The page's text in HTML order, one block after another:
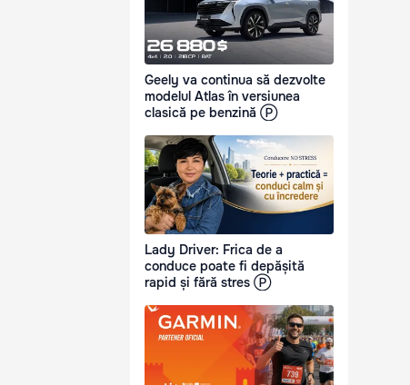
Geely va continua să dezvolte
modelul Atlas în versiunea
clasică pe benzină Ⓟ
Lady Driver: Frica de a
conduce poate fi depășită
rapid și fără stres Ⓟ